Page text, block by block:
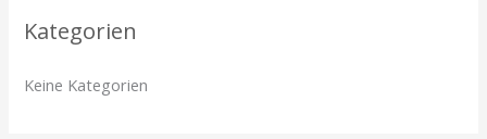
e
n
Kategorien
Keine Kategorien